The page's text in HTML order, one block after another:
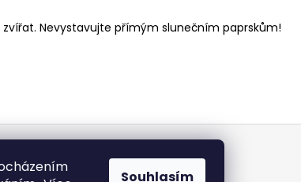
Souhlasím
Nevystavujte přímým slunečním paprskům!